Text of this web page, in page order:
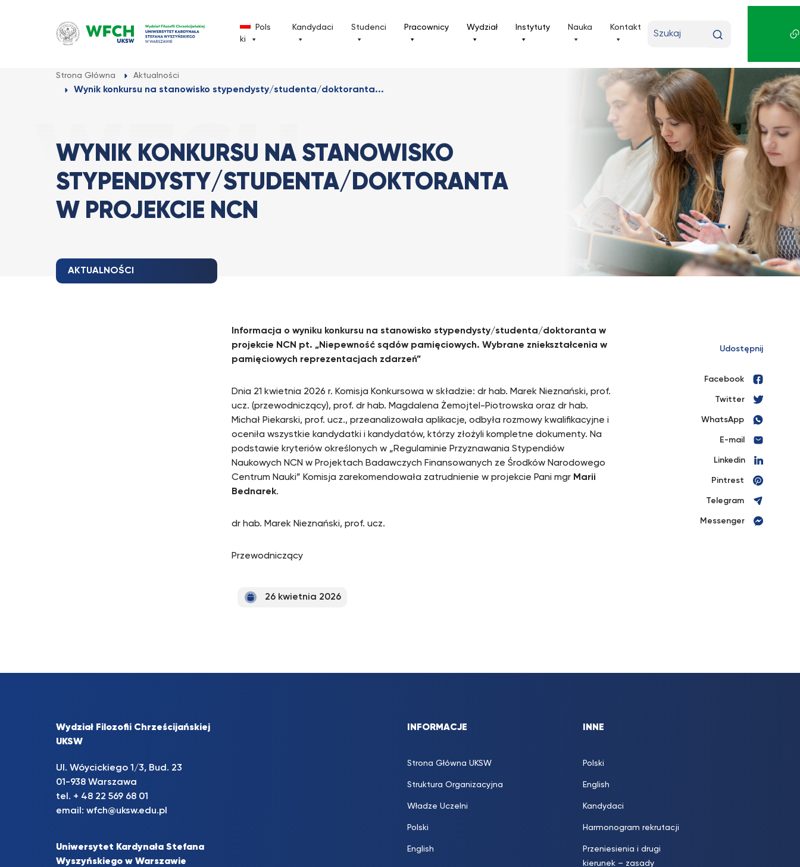
Pols
ki
Kandydaci Studenci Pracownicy Wydział Instytuty Nauka Kontakt
wyszukiwaną
Strona Główna Aktualności
Wynik konkursu na stanowisko stypendysty/studenta/doktoranta...
WYNIK KONKURSU NA STANOWISKO
STYPENDYSTY/STUDENTA/DOKTORANTA
W PROJEKCIE NCN
AKTUALNOŚCI
Informacja o wyniku konkursu na stanowisko stypendysty/studenta/doktoranta w
projekcie NCN pt. „Niepewność sądów pamięciowych. Wybrane zniekształcenia w
pamięciowych reprezentacjach zdarzeń”
Dnia 21 kwietnia 2026 r. Komisja Konkursowa w składzie: dr hab. Marek Nieznański, prof.
ucz. (przewodniczący), prof. dr hab. Magdalena Żemojtel-Piotrowska oraz dr hab.
Michał Piekarski, prof. ucz., przeanalizowała aplikacje, odbyła rozmowy kwalifikacyjne i
oceniła wszystkie kandydatki i kandydatów, którzy złożyli kompletne dokumenty. Na
podstawie kryteriów określonych w „Regulaminie Przyznawania Stypendiów
Naukowych NCN w Projektach Badawczych Finansowanych ze Środków Narodowego
Centrum Nauki” Komisja zarekomendowała zatrudnienie w projekcie Pani mgr Marii
Bednarek.
dr hab. Marek Nieznański, prof. ucz.
Przewodniczący
26 kwietnia 2026
Udostępnij
Facebook
Twitter
WhatsApp
E-mail
Linkedin
Pintrest
Telegram
Messenger
Wydział Filozofii Chrześcijańskiej
UKSW
Ul. Wóycickiego 1/3, Bud. 23
01-938 Warszawa
tel. + 48 22 569 68 01
email: wfch@uksw.edu.pl
Uniwersytet Kardynała Stefana
Wyszyńskiego w Warszawie
INFORMACJE
Strona Główna UKSW
Struktura Organizacyjna
Władze Uczelni
Polski
English
INNE
Polski
English
Kandydaci
Harmonogram rekrutacji
Przeniesienia i drugi
kierunek – zasady